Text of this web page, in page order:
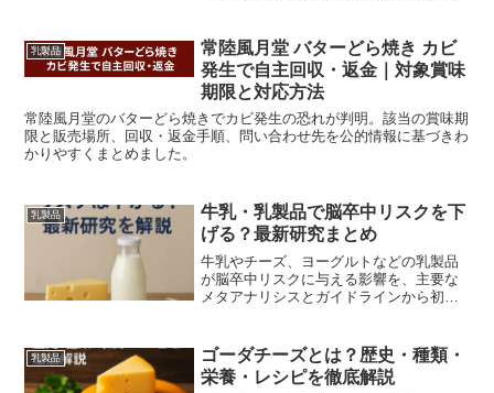
乳製品
常陸風月堂 バターどら焼き カビ
発生で自主回収・返金｜対象賞味
期限と対応方法
常陸風月堂のバターどら焼きでカビ発生の恐れが判明。該当の賞味期
限と販売場所、回収・返金手順、問い合わせ先を公的情報に基づきわ
かりやすくまとめました。
乳製品
牛乳・乳製品で脳卒中リスクを下
げる？最新研究まとめ
牛乳やチーズ、ヨーグルトなどの乳製品
が脳卒中リスクに与える影響を、主要な
メタアナリシスとガイドラインから初心
乳製品
ゴーダチーズとは？歴史・種類・
栄養・レシピを徹底解説